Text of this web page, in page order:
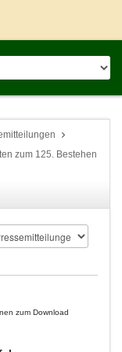
zum 125. Bestehen
zum Download